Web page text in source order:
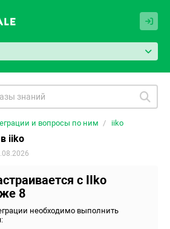
и вопросы по ним iiko
iiko
с IIko
8
необходимо выполнить